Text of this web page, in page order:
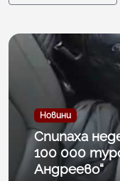
Новини
Спипаха
100 000
Андреево“